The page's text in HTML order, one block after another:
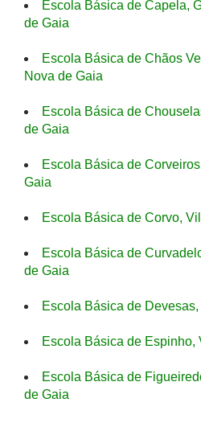
Escola Básica de Capela,
de Gaia
Escola Básica de Chãos
Nova de Gaia
Escola Básica de
de Gaia
Escola Básica de
Gaia
Escola Básica de Corvo,
Escola Básica de
de Gaia
Escola Básica de
Escola Básica de Espinho,
Escola Básica de
de Gaia